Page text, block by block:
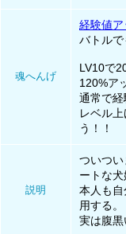
魂へんげ
経験値
バトル
LV10で
120%ア
通常で経
レベル
う！！
説明
ついつい
ートな犬
本人も自
用する。
実は腹黒